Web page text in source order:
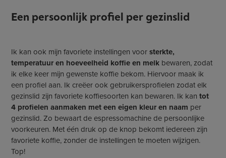
Een persoonlijk profiel per gezinslid
Ik kan ook mijn favoriete instellingen voorsterkte,
temperatuur en hoeveelheid koffie en melk bewaren, zodat
ik elke keer mijn gewenste koffie bekom. Hiervoor maak ik
een profiel aan. Ik creëer ook gebruikersprofielen zodat elk
gezinslid zijn favoriete koffiesoorten kan bewaren. Ik kantot
4 profielen aanmaken met een eigen kleur en naam per
gezinslid. Zo bewaart de espressomachine de persoonlijke
voorkeuren. Met één druk op de knop bekomt iedereen zijn
favoriete koffie, zonder de instellingen te moeten wijzigen.
Top!